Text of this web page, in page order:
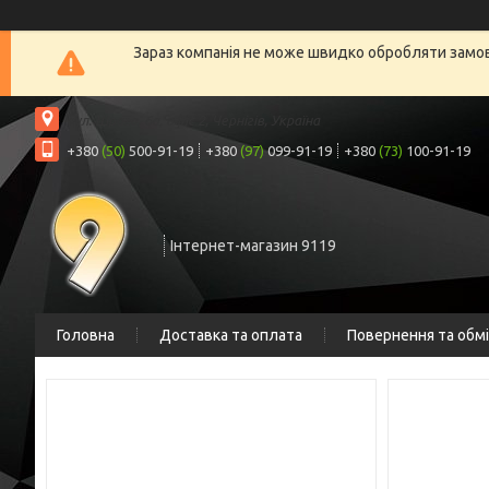
Зараз компанія не може швидко обробляти
вул. Шрага, 6а, офіс 2, Чернігів, Україна
+380 (50) 500-91-19 +380 (97)099-91-19 +380 (73) 100-91-19
Інтернет-магазин 9119
Головна Доставка та оплата Повернення та